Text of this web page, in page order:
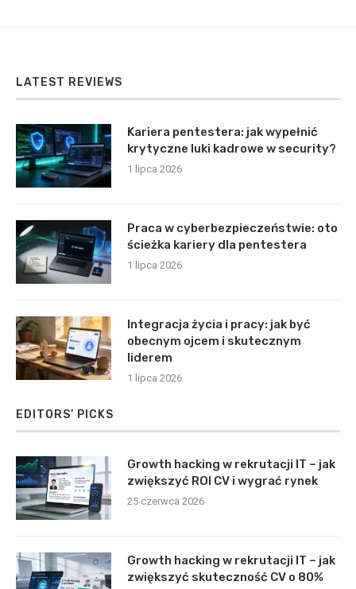
LATEST REVIEWS
Kariera pentestera: jak wypełnić
krytyczne luki kadrowe w security?
1 lipca 2026
Praca w cyberbezpieczeństwie: oto
ścieżka kariery dla pentestera
1 lipca 2026
Integracja życia i pracy: jak być
obecnym ojcem i skutecznym
liderem
1 lipca 2026
EDITORS’ PICKS
Growth hacking w rekrutacji IT – jak
zwiększyć ROI CV i wygrać rynek
25 czerwca 2026
Growth hacking w rekrutacji IT – jak
zwiększyć skuteczność CV o 80%